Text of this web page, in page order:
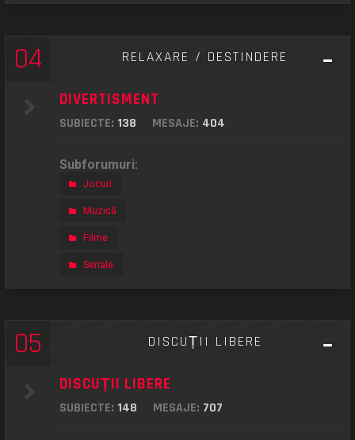
04 RELAXARE / DESTINDERE
DIVERTISMENT
SUBIECTE: 138 MESAJE: 404
Subforumuri:
Jocuri
Muzică
Filme
Seriale
05 DISCUȚII LIBERE
DISCUȚII LIBERE
SUBIECTE: 148 MESAJE: 707